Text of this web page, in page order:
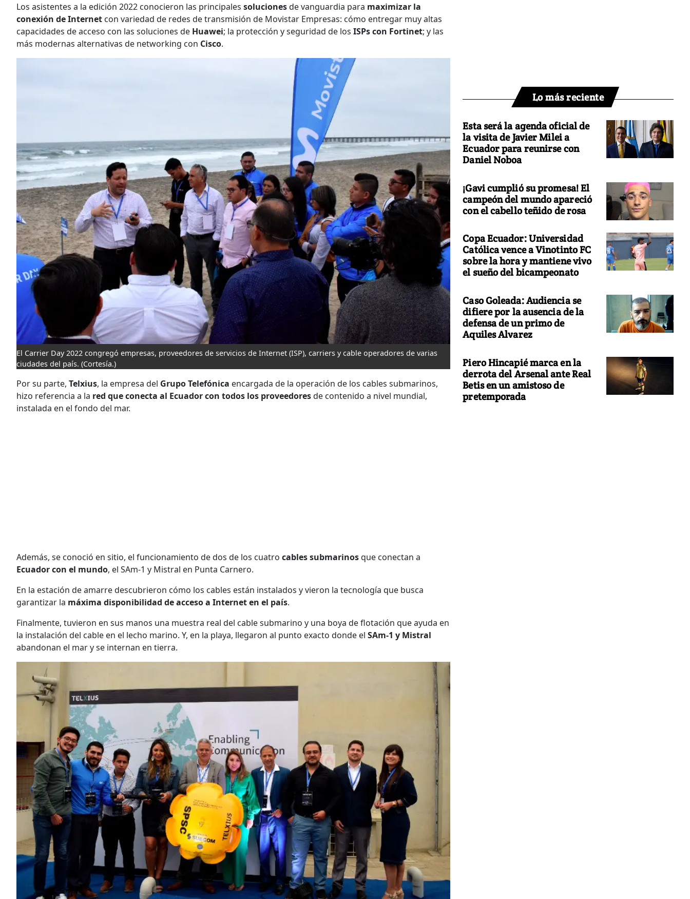
Los asistentes a la edición 2022 conocieron las principales solucionesde vanguardia para maximizar la
conexión de Internet con variedad de redes de transmisión de Movistar Empresas: cómo entregar muy altas
capacidades de acceso con las soluciones de Huawei; la protección y seguridad de los ISPs con Fortinet; y las
más modernas alternativas de networking con Cisco.
El Carrier Day 2022 congregó empresas, proveedores de servicios de Internet (ISP), carriers y cable operadores de varias
ciudades del país. (Cortesía.)
Por su parte, Telxius, la empresa del Grupo Telefónica encargada de la operación de los cables submarinos,
hizo referencia a la red que conecta al Ecuador con todos los proveedoresde contenido a nivel mundial,
instalada en el fondo del mar.
Además, se conoció en sitio, el funcionamiento de dos de los cuatro cables submarinosque conectan a
Ecuador con el mundo, el SAm-1 y Mistral en Punta Carnero.
En la estación de amarre descubrieron cómo los cables están instalados y vieron la tecnología que busca
garantizar la máxima disponibilidad de acceso a Internet en el país.
Finalmente, tuvieron en sus manos una muestra real del cable submarino y una boya de flotación que ayuda en
la instalación del cable en el lecho marino. Y, en la playa, llegaron al punto exacto donde el SAm-1 y Mistral
abandonan el mar y se internan en tierra.
Lo más reciente
Esta será la agenda oficial de
la visita de Javier Milei a
Ecuador para reunirse con
Daniel Noboa
¡Gavi cumplió su promesa! El
campeón del mundo apareció
con el cabello teñido de rosa
Copa Ecuador: Universidad
Católica vence a Vinotinto FC
sobre la hora y mantiene vivo
el sueño del bicampeonato
Caso Goleada: Audiencia se
difiere por la ausencia de la
defensa de un primo de
Aquiles Alvarez
Piero Hincapié marca en la
derrota del Arsenal ante Real
Betis en un amistoso de
pretemporada